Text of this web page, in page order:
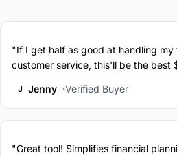
"If I get half as good at handling my
customer service, this'll be the best
J Jenny Verified Buyer
"Great tool! Simplifies financial